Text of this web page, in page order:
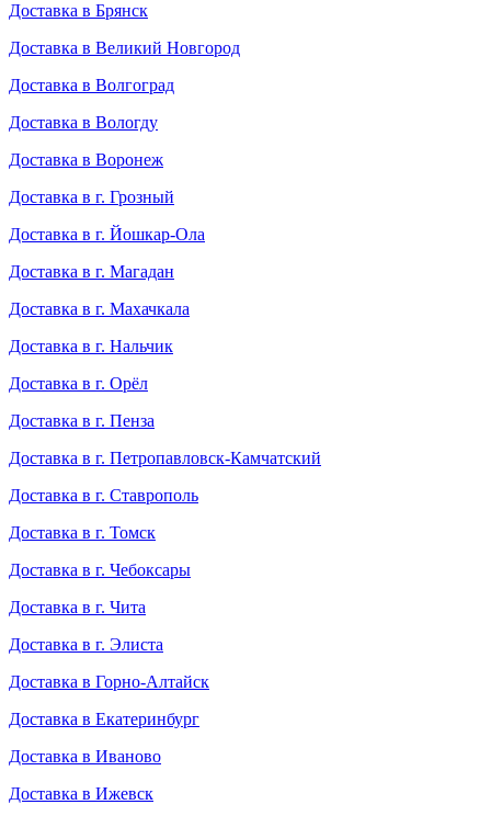
Доставка в Брянск
Доставка в Великий Новгород
Доставка в Волгоград
Доставка в Вологду
Доставка в Воронеж
Доставка в г. Грозный
Доставка в г. Йошкар-Ола
Доставка в г. Магадан
Доставка в г. Махачкала
Доставка в г. Нальчик
Доставка в г. Орёл
Доставка в г. Пенза
Доставка в г. Петропавловск-Камчатский
Доставка в г. Ставрополь
Доставка в г. Томск
Доставка в г. Чебоксары
Доставка в г. Чита
Доставка в г. Элиста
Доставка в Горно-Алтайск
Доставка в Екатеринбург
Доставка в Иваново
Доставка в Ижевск